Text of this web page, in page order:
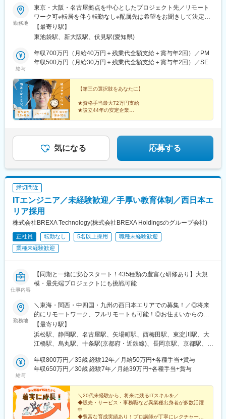
駅(阪急線)、芦屋駅(東海道本線)、大津駅、草津駅(滋賀県)、彦根
駅、八日市駅、倉敷市駅、岡山駅、津山駅、広島駅、福山駅、呉
駅、西条駅(広島県)、尾道駅、下関駅、山口駅(山口県)、宇部駅、
鳥取駅、米子駅、境港駅、松江駅、出雲市駅、高知駅、古津賀
駅、ＪＲ松山駅前駅、今治駅、宇和島駅、高松駅(香川県)、丸亀
駅、徳島駅、阿南駅、鳴門駅、久留米駅、小倉駅(福岡県)、大牟田
駅、筑紫駅、天神駅、中洲川端駅、大分駅、別府駅(大分県)、中津
駅、長崎駅(長崎県)、佐世保駅、那覇空港駅(鉄道)、札幌駅、函館
駅、小樽駅、旭川駅、室蘭駅、釧路駅、帯広駅、北見駅、新夕張
駅、苫小牧駅、千歳駅(北海道)、青森駅、八戸駅、弘前駅、下北
駅、五所川原駅、盛岡駅、花巻駅、北上駅、宮古駅、盛駅、久慈
駅、仙台駅、石巻駅、杜せきのした駅、新田駅(宮城県)、くりこま
手駅、能代駅、湯沢駅、大久保駅(秋田県)、鷹ノ巣駅、山形駅、鶴
岡駅、酒田駅、米沢駅、天童駅、さくらんぼ東根駅、寒河江駅、
新庄駅、水戸駅、つくば駅、日立駅、勝田駅、土浦駅、古河駅、
取手駅、下館駅、笹川駅、牛久駅、龍ケ崎市駅、守谷駅、水海道
駅、宇都宮駅、小山駅、栃木駅、足利駅、佐野駅、那須塩原駅、
鹿沼駅、真岡駅、下今市駅、西那須野駅、高崎駅、前橋駅、太田
駅(群馬県)、伊勢崎駅、桐生駅、館林駅、渋川駅、南新宿駅、横浜
駅、東梅田駅、祇園駅(福岡県)、半蔵門駅、東池袋駅、六本木一丁
目駅、二重橋前駅、北品川駅、牛田駅(東京都)、岩本町駅、稲荷町
駅(東京都)、三越前駅、不動前駅、西早稲田駅、住吉駅(東京都)、
西葛西駅、赤羽岩淵駅、池ノ上駅、京王八王子駅、立川北駅、青
井駅、板橋区役所前駅、蓮沼駅、桜街道駅、布田駅、北朝霞駅、
本八幡駅(都営線)、京成船橋駅、京成千葉駅、北習志野駅、野田市
駅、京成成田駅、仲ノ町駅、高津駅(神奈川県)、逸見駅、京急川崎
駅、北茅ケ崎駅、和田塚駅、入谷駅(神奈川県)、逗子・葉山駅、西
松本駅、岩村田駅、南豊科駅、上大月駅、志貴野中学校前駅、新
魚津駅、北鉄金沢駅、福井駅、新浜松駅、新静岡駅、新豊橋駅、
阜駅、名電各務原駅、新可児駅、ＪＲ河内永和駅、大阪難波駅、
四ツ橋駅、大阪阿部野橋駅、九条駅(京都府)、京阪山科駅、田中口
駅、山陽姫路駅、西宮駅、山陽明石駅、ハーバーランド駅、宝塚
南口駅、新伊丹駅、芦屋川駅、上栄町駅、新八日市駅、倉敷駅、
岡山駅前駅、電鉄出雲市駅、高知駅前駅、宮田町駅、高松築港
島駅前駅、熊本駅前駅、長崎駅前駅、佐世保中央駅、さっぽろ
駅、函館駅前駅、津軽五所川原駅、あおば通駅、曽根田駅、鷹巣
西桐生駅、初台駅、大阪梅田駅(阪神線)、永田町駅、都電雑司ケ谷
駅、麻布十番駅、京橋駅(東京都)、京成関屋駅、末広町駅(東京
都)、京成上野駅、茅場町駅、下落合駅、東北沢駅、立川南駅、京
成八幡駅、東海神駅、栄町駅(千葉県)、武蔵溝ノ口駅、汐入駅、電
勤務地
東京・大阪・名古屋拠点を中心としたプロジェクト先／リモート
ワーク可※転居を伴う転勤なし※配属先は希望をお聞きして決定し
ます（約9割が希望通りの配属を叶えています）※リモートワーク
はプロジェクトにより活用可（ハイブリッド勤務の割合が多めで
◎JR・私鉄各線「池袋駅」東口より 徒歩9分◎地下鉄有楽町線
「東池袋駅」サンシャイン方面へ徒歩2分（地下通路直結)【大阪
ング8階◎JR各線「新大阪駅」北口（阪急ビル連絡通路）より 徒
歩6分◎地下鉄御堂筋線「新大阪駅」4番出口より 徒歩5分【名古
屋事業所】愛知県名古屋市中区栄2-10-1 メイフィス伏見 8階◎地
下鉄鶴舞線、東山線「伏見駅」 5番出口より 徒歩3分
【最寄り駅】
東池袋駅、新大阪駅、伏見駅(愛知県)
給与
年収700万円（月給40万円＋残業代全額支給＋賞与年2回）／PM
年収500万円（月給30万円＋残業代全額支給＋賞与年2回）／SE
【第三の選択肢をあなたに】
★資格手当最大72万円支給
★設立44年の安定企業
働きやすさだけでなく、OJTを通じて上流工程にチャレ
ンジできる。
どっちも諦めない転職を実現してください！
気になる 応募する
締切間近
ITエンジニア／未経験歓迎／手厚い教育体制／西日本エ
リア採用
株式会社BREXA Technology(株式会社BREXA Holdingsのグループ会社)
正社員 転勤なし 5名以上採用
職種未経験歓迎
業種未経験歓迎
仕事内容
【同期と一緒に安心スタート！435種類の豊富な研修あり】大規
模・最先端プロジェクトにも挑戦可能
勤務地
＼東海・関西・中四国・九州の西日本エリアでの募集！／◎将来
的にリモートワーク、フルリモートも可能！◎お住まいからの通
勤圏内を考慮し、配属先を決定します。【配属プロジェクト先】
東海：愛知、岐阜、三重、静岡関西：大阪、兵庫、京都、滋賀、
和歌山、奈良中四国：広島、岡山、山口、香川、愛媛、徳島九
社グループのIT技術育成に特化された会社があるので、そこで研
修を受けていただきます。遠方にお住まいの方はオンラインでの
は考慮しますのでご安心ください※U・Iターン歓迎※引越費用会社
負担（規定あり）※借上社宅制度あり（単身・家族で利用可）※い
ずれの配属先でも、受動喫煙対策あり（屋内全面禁煙）★受動喫
煙対策：屋内全面禁煙
【最寄り駅】
浜松駅、静岡駅、名古屋駅、矢場町駅、西梅田駅、東淀川駅、大
江橋駅、烏丸駅、十条駅(京都府・近鉄線)、長岡京駅、京都駅、竹
(阪急線)、和田岬駅、高松駅(香川県)、瓦町駅、新西大寺町筋駅、
天神南駅、博多駅、唐人町駅、西黒崎駅、小倉駅(福岡県)、熊本
県)、大阪梅田駅(阪神線)、東三国駅、北新地駅、四条駅(京都市
営)、東寺駅、くいな橋駅、神戸三宮駅(阪急・神戸高速)、塚口駅
(福知山線)、高松築港駅、栗林駅、岡山駅前駅、天神駅、西鉄福岡
駅、黒崎駅前駅、平和通駅、熊本駅前駅、日吉町駅、名鉄名古屋
給与
年収800万円／35歳 経験12年／月給50万円+各種手当+賞与
年収650万円／30歳 経験7年／月給39万円+各種手当+賞与
＼20代未経験から、将来に残るITスキルを／
◆販売・サービス・事務職など異業種出身者が多数活躍
中
◆豊富な育成実績あり！プロ講師が丁寧にレクチャー